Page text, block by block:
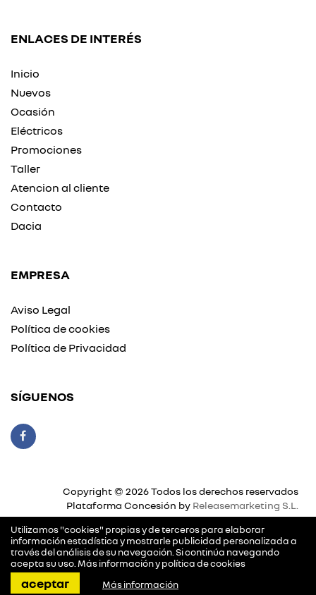
Utilizamos "cookies" propias y de terceros para elaborar
información estadística y mostrarle publicidad personalizada a
través del análisis de su navegación. Si continúa navegando
acepta su uso. Más información y política de cookies
aceptar Más información
llamar pedir cita
ENLACES DE INTERÉS
Inicio
Nuevos
Ocasión
Eléctricos
Promociones
Taller
Atencion al cliente
Contacto
Dacia
EMPRESA
Aviso Legal
Política de cookies
Política de Privacidad
SÍGUENOS
Copyright © 2026 Todos los derechos reservados
Plataforma Concesión by Releasemarketing S.L.